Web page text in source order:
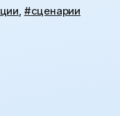
#сценарии